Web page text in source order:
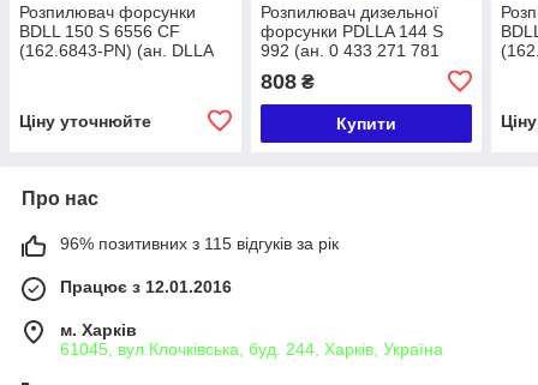
Розпилювач форсунки
BDLL 150 S 6556 CF
(162.6843-PN) (ан. DLLA
Ціну уточнюйте
Розпилювач дизельної
форсунки PDLLA 144 S
992 (ан. 0 433 271 781
DLLA 144 S 992 BOSCH)
Wuzetem RENAULT
808₴
Купити
Про нас
96% позитивних з 115 відгуків за рік
Працює з 12.01.2016
м. Харків
61045, вул.Клочківська, буд. 244, Харків, Україна